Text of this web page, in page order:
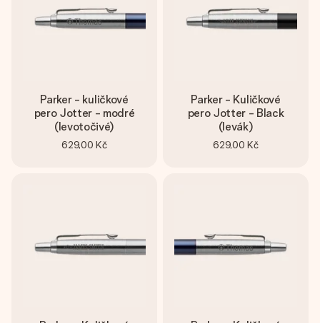
Parker - kuličkové
pero Jotter - modré
(levotočivé)
629,00 Kč
Parker - Kuličkové
pero Jotter - Black
(levák)
629,00 Kč